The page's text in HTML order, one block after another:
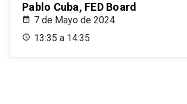
Pablo Cuba, FED Board
7 de Mayo de 2024
13:35 a 14:35